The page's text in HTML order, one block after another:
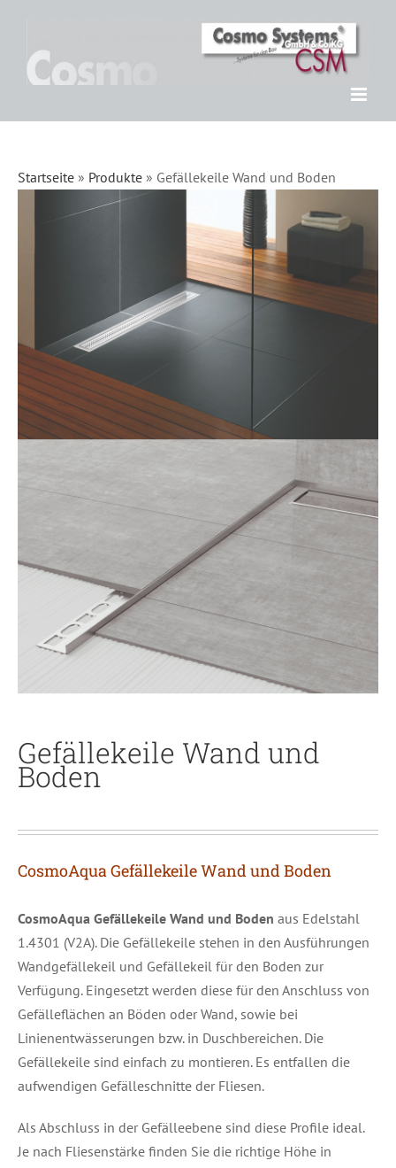
springen
Startseite » Produkte » Gefällekeile Wand und Boden
Gefällekeile Wand und
Boden
CosmoAqua Gefällekeile Wand und Boden
CosmoAqua Gefällekeile Wand und Boden aus Edelstahl
1.4301 (V2A). Die Gefällekeile stehen in den Ausführungen
Wandgefällekeil und Gefällekeil für den Boden zur
Verfügung. Eingesetzt werden diese für den Anschluss von
Gefälleflächen an Böden oder Wand, sowie bei
Linienentwässerungen bzw. in Duschbereichen. Die
Gefällekeile sind einfach zu montieren. Es entfallen die
aufwendigen Gefälleschnitte der Fliesen.
Als Abschluss in der Gefälleebene sind diese Profile ideal.
Je nach Fliesenstärke finden Sie die richtige Höhe in